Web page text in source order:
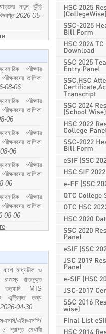
নতুন কুঁড়ি
2026-05-
পরীক্ষার
তালিকা
08-06
পরীক্ষার
তালিকা
06
পরীক্ষার
তালিকা
06
পরীক্ষার
তালিকা
06
পরীক্ষার
তালিকা
08-06
মাধ্যমিক ও
রাজস্ব খাতভুক্ত
তত্যাদি MIS
তথ্য
2026-04-30
এইচএসসি/
৫ প্রাপ্ত মেধাবী